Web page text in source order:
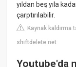
yıldan beş yıla
çarptırılabilir.
Kaynak kaldırma
shiftdelete.net
Youtube'da